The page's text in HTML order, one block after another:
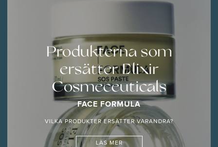
Produkterna som
ersätter Elixir
Cosmeceuticals
FACE FORMULA
VILKA PRODUKTER ERSÄTTER VARANDRA?
LÄS MER